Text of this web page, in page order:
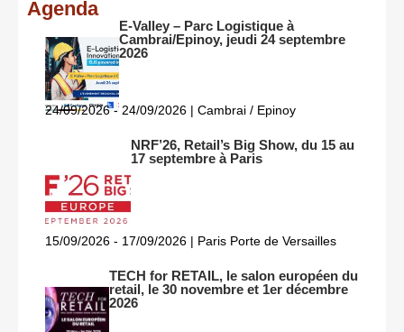
Agenda
E-Valley – Parc Logistique à
Cambrai/Epinoy, jeudi 24 septembre
2026
24/09/2026 - 24/09/2026 | Cambrai / Epinoy
NRF’26, Retail’s Big Show, du 15 au
17 septembre à Paris
15/09/2026 - 17/09/2026 | Paris Porte de Versailles
TECH for RETAIL, le salon européen du
retail, le 30 novembre et 1er décembre
2026